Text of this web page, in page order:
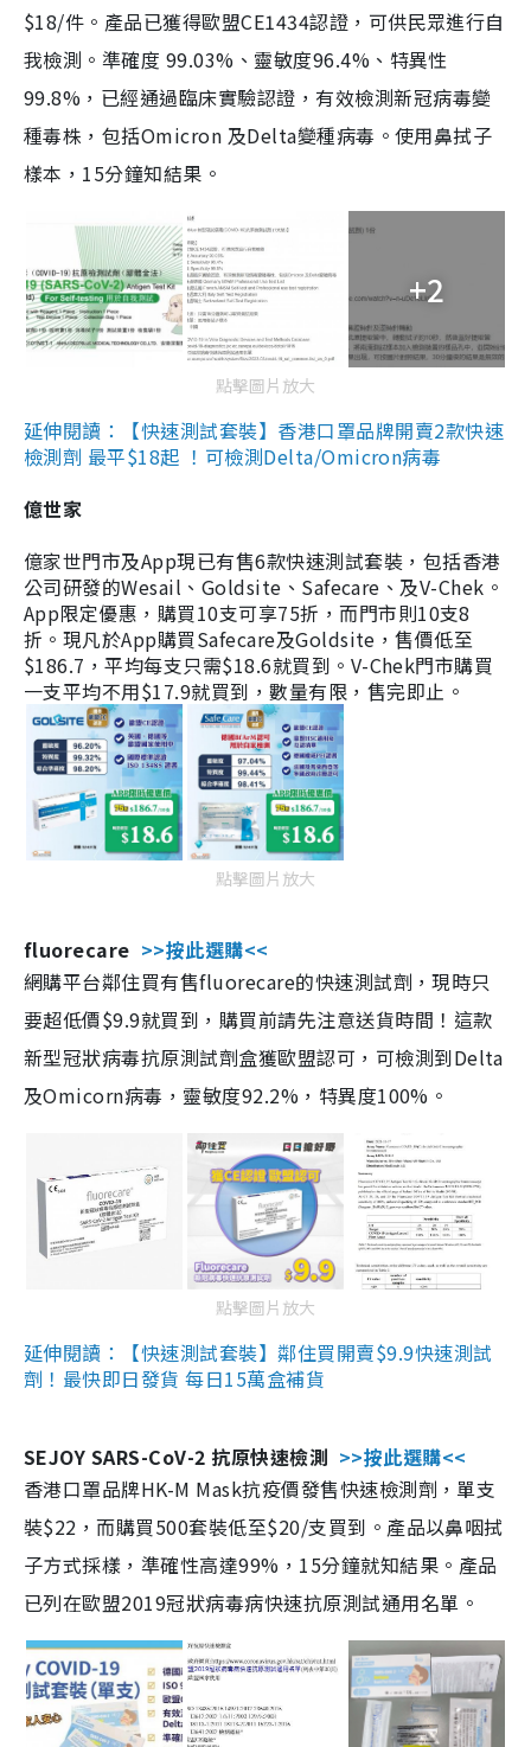
$18/件。產品已獲得歐盟CE1434認證，可供民眾進行自
我檢測。準確度 99.03%、靈敏度96.4%、特異性
99.8%，已經通過臨床實驗認證，有效檢測新冠病毒變
種毒株，包括Omicron 及Delta變種病毒。使用鼻拭子
樣本，15分鐘知結果。
+2
點擊圖片放大
延伸閱讀：【快速測試套裝】香港口罩品牌開賣2款快速
檢測劑 最平$18起 ！可檢測Delta/Omicron病毒
億世家
億家世門市及App現已有售6款快速測試套裝，包括香港
公司研發的Wesail、Goldsite、Safecare、及V-Chek。
App限定優惠，購買10支可享75折，而門市則10支8
折。現凡於App購買Safecare及Goldsite，售價低至
$186.7，平均每支只需$18.6就買到。V-Chek門市購買
一支平均不用$17.9就買到，數量有限，售完即止。
點擊圖片放大
fluorecare >>按此選購<<
網購平台鄰住買有售fluorecare的快速測試劑，現時只
要超低價$9.9就買到，購買前請先注意送貨時間！這款
新型冠狀病毒抗原測試劑盒獲歐盟認可，可檢測到Delta
及Omicorn病毒，靈敏度92.2%，特異度100%。
點擊圖片放大
延伸閱讀：【快速測試套裝】鄰住買開賣$9.9快速測試
劑！最快即日發貨 每日15萬盒補貨
SEJOY SARS-CoV-2 抗原快速檢測 >>按此選購<<
香港口罩品牌HK-M Mask抗疫價發售快速檢測劑，單支
裝$22，而購買500套裝低至$20/支買到。產品以鼻咽拭
子方式採樣，準確性高達99%，15分鐘就知結果。產品
已列在歐盟2019冠狀病毒病快速抗原測試通用名單。